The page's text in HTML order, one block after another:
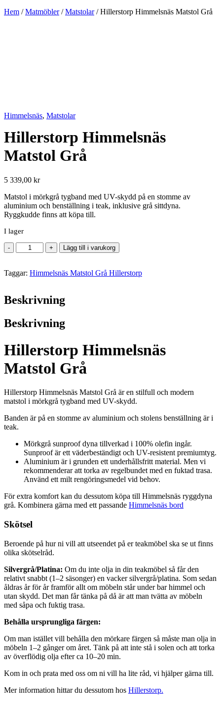
Hem /Matmöbler/Matstolar/ Hillerstorp Himmelsnäs Matstol Grå
Himmelsnäs, Matstolar
Hillerstorp Himmelsnäs
Matstol Grå
5 339,00 kr
Matstol i mörkgrå tygband med UV-skydd på en stomme av
aluminium och benställning i teak, inklusive grå sittdyna.
Ryggkudde finns att köpa till.
I lager
-
Hillerstorp
Himmelsnäs
Grå
+ Lägg till i varukorg
Taggar: Himmelsnäs Matstol Grå Hillerstorp
Beskrivning
Beskrivning
Hillerstorp Himmelsnäs
Matstol Grå
Hillerstorp Himmelsnäs Matstol Grå är en stilfull och modern
matstol i mörkgrå tygband med UV-skydd.
Banden är på en stomme av aluminium och stolens benställning är i
teak.
Mörkgrå sunproof dyna tillverkad i 100% olefin ingår.
Sunproof är ett väderbeständigt och UV-resistent premiumtyg.
Aluminium är i grunden ett underhållsfritt material. Men vi
rekommenderar att torka av regelbundet med en fuktad trasa.
Använd ett milt rengöringsmedel vid behov.
För extra komfort kan du dessutom köpa till Himmelsnäs ryggdyna
grå. Kombinera gärna med ett passande Himmelsnäs bord
Skötsel
Beroende på hur ni vill att utseendet på er teakmöbel ska se ut finns
olika skötselråd.
Silvergrå/Platina: Om du inte olja in din teakmöbel så får den
relativt snabbt (1–2 säsonger) en vacker silvergrå/platina. Som sedan
åldras år för år framför allt om möbeln står under bar himmel och
utan skydd. Det man får tänka på då är att man tvätta av möbeln
med såpa och fuktig trasa.
Behålla ursprungliga färgen:
Om man istället vill behålla den mörkare färgen så måste man olja in
möbeln 1–2 gånger om året. Tänk på att inte stå i solen och att torka
av överflödig olja efter ca 10–20 min.
Kom in och prata med oss om ni vill ha lite råd, vi hjälper gärna till.
Mer information hittar du dessutom hos Hillerstorp.